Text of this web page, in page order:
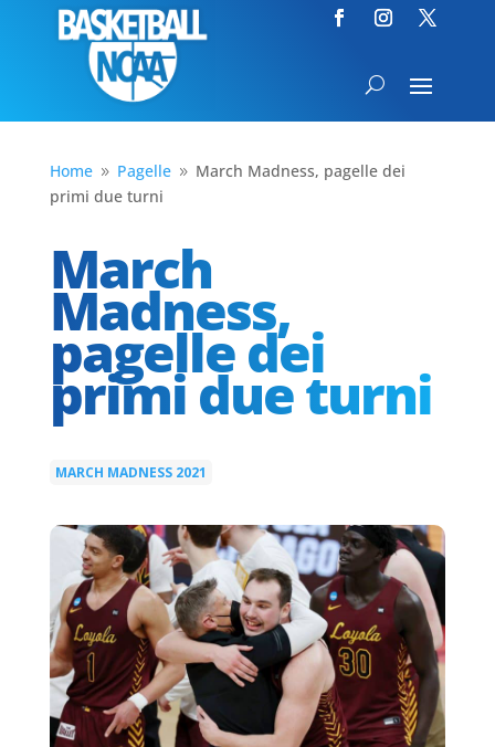
Home 9 Pagelle 9 March Madness, pagelle dei
primi due turni
March
Madness,
pagelle dei
primi due turni
MARCH MADNESS 2021